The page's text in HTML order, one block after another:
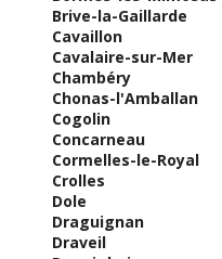
Brive-la-Gaillarde
Cavaillon
Cavalaire-sur-Mer
Chambéry
Chonas-l'Amballan
Cogolin
Concarneau
Cormelles-le-Royal
Crolles
Dole
Draguignan
Draveil